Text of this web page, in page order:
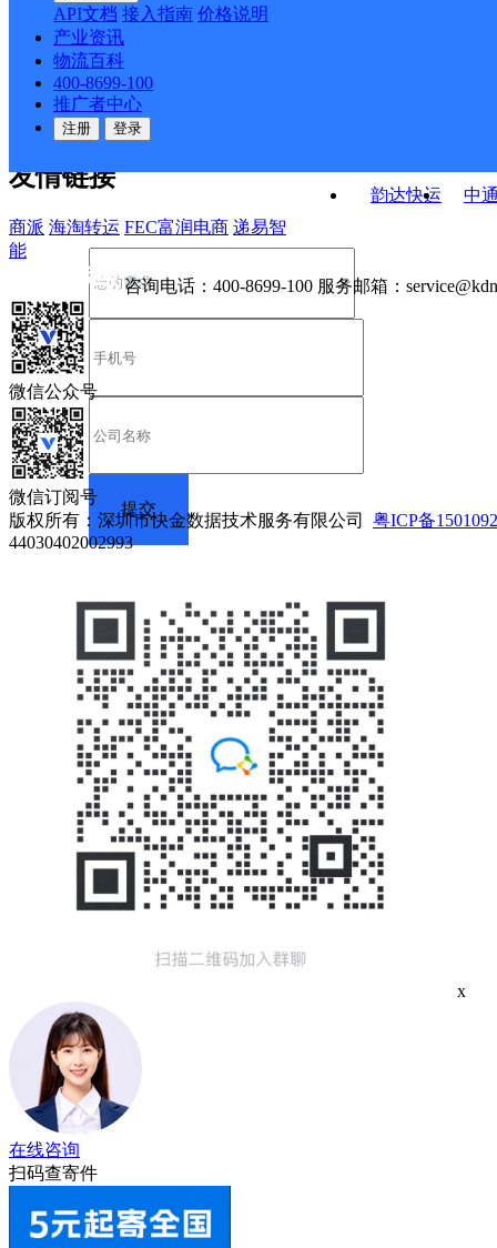
API文档 接入指南 价格说明
产业资讯
物流百科
400-8699-100
推广者中心
注册 登录
韵达快运
中
关于我们
公司介绍 企业动态
合作伙伴 快递鸟接口服务协议
户隐私政策
友情链接
商派 海淘转运 FEC富润电商 递易智
能
咨询电话： 400-8699-100 服务邮箱：
微信公众号
微信订阅号
版权所有：深圳市快金数据技术服务有限公司 粤ICP备
44030402002993
x
在线咨询
扫码查寄件